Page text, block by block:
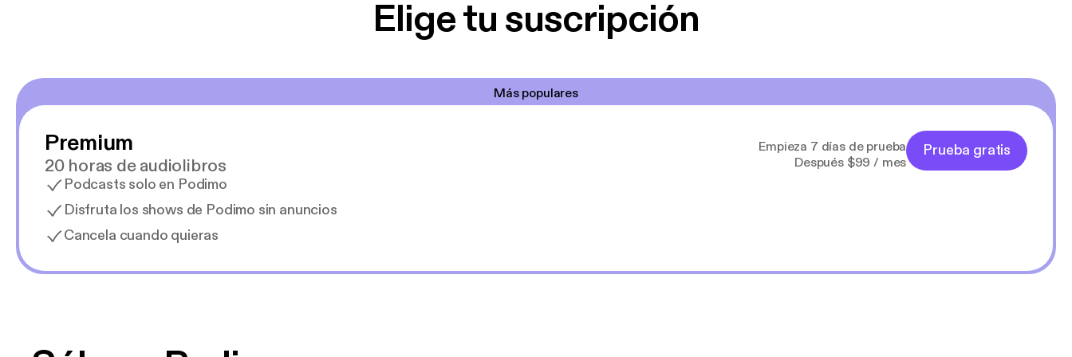
Elige tu suscripción
Más populares
Premium
20 horas de audiolibros
Podcasts solo en Podimo
Disfruta los shows de Podimo sin anuncios
Cancela cuando quieras
Empieza 7 días de prueba
Después $99 / mes
Prueba gratis